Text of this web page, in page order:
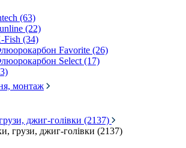
(63)
(22)
Fish (34)
Favorite (26)
Select (17)
монтаж
джиг-голівки (2137)
грузи, джиг-голівки (2137)